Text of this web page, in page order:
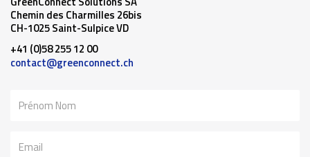
Chemin des Charmilles 26bis
CH-1025 Saint-Sulpice VD
+41 (0)58 255 12 00
contact@greenconnect.ch